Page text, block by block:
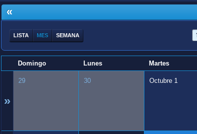
«
LISTA MES SEMANA
Domingo Lunes Martes
»
29 30 Octubre 1